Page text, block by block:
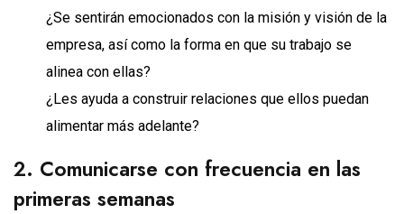
¿Se sentirán emocionados con la misión y visión de la
empresa, así como la forma en que su trabajo se
alinea con ellas?
¿Les ayuda a construir relaciones que ellos puedan
alimentar más adelante?
2. Comunicarse con frecuencia en las
primeras semanas